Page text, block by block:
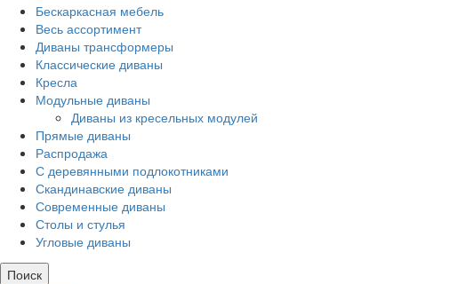
Бескаркасная мебель
Весь ассортимент
Диваны трансформеры
Классические диваны
Кресла
Модульные диваны
Диваны из кресельных модулей
Прямые диваны
Распродажа
С деревянными подлокотниками
Скандинавские диваны
Современные диваны
Столы и стулья
Угловые диваны
Поиск